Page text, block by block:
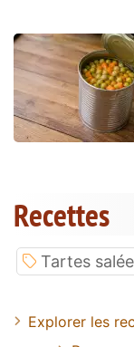
Recettes
Tartes
Explorer les